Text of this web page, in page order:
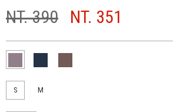
NT. 390 NT. 351
S M